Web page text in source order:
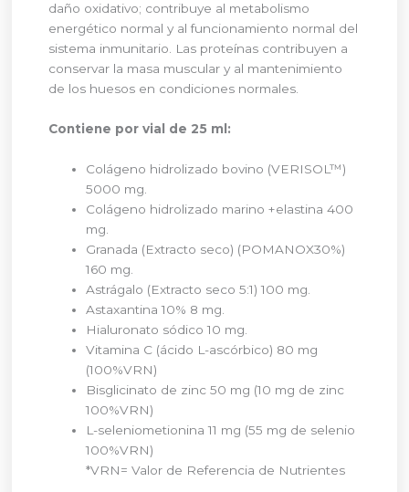
daño oxidativo; contribuye al metabolismo
energético normal y al funcionamiento normal del
sistema inmunitario. Las proteínas contribuyen a
conservar la masa muscular y al mantenimiento
de los huesos en condiciones normales.
Contiene por vial de 25 ml:
Colágeno hidrolizado bovino (VERISOL™)
5000 mg.
Colágeno hidrolizado marino +elastina 400
mg.
Granada (Extracto seco) (POMANOX30%)
160 mg.
Astrágalo (Extracto seco 5:1) 100 mg.
Astaxantina 10% 8 mg.
Hialuronato sódico 10 mg.
Vitamina C (ácido L-ascórbico) 80 mg
(100%VRN)
Bisglicinato de zinc 50 mg (10 mg de zinc
100%VRN)
L-seleniometionina 11 mg (55 mg de selenio
100%VRN)
*VRN= Valor de Referencia de Nutrientes